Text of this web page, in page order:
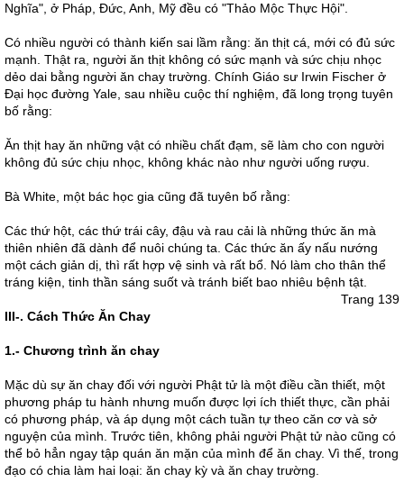
Nghĩa", ở Pháp, Ðức, Anh, Mỹ đều có "Thảo Mộc Thực Hội".
Có nhiều người có thành kiến sai lầm rằng: ăn thịt cá, mới có đủ sức
mạnh. Thật ra, người ăn thịt không có sức mạnh và sức chịu nhọc
dẻo dai bằng người ăn chay trường. Chính Giáo sư Irwin Fischer ở
Ðại học đường Yale, sau nhiều cuộc thí nghiệm, đã long trọng tuyên
bố rằng:
Ăn thịt hay ăn những vật có nhiều chất đạm, sẽ làm cho con người
không đủ sức chịu nhọc, không khác nào như người uống rượu.
Bà White, một bác học gia cũng đã tuyên bố rằng:
Các thứ hột, các thứ trái cây, đậu và rau cải là những thức ăn mà
thiên nhiên đã dành để nuôi chúng ta. Các thức ăn ấy nấu nướng
một cách giản dị, thì rất hợp vệ sinh và rất bổ. Nó làm cho thân thể
tráng kiện, tinh thần sáng suốt và tránh biết bao nhiêu bệnh tật.
Trang 139
III-. Cách Thức Ăn Chay
1.- Chương trình ăn chay
Mặc dù sự ăn chay đối với người Phật tử là một điều cần thiết, một
phương pháp tu hành nhưng muốn được lợi ích thiết thực, cần phải
có phương pháp, và áp dụng một cách tuần tự theo căn cơ và sở
nguyện của mình. Trước tiên, không phải người Phật tử nào cũng có
thể bỏ hẳn ngay tập quán ăn mặn của mình để ăn chay. Vì thế, trong
đạo có chia làm hai loại: ăn chay kỳ và ăn chay trường.